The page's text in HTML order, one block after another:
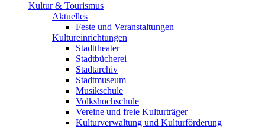
Kultur & Tourismus
Aktuelles
Feste und Veranstaltungen
Kultureinrichtungen
Stadttheater
Stadtbücherei
Stadtarchiv
Stadtmuseum
Musikschule
Volkshochschule
Vereine und freie Kulturträger
Kulturverwaltung und Kulturförderung